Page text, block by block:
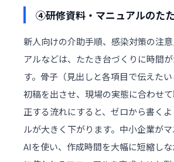
④研修資料・マニュアルのた
新人向けの介助手順、感染対策の注
アルなどは、たたき台づくりに時間
す。骨子（見出しと各項目で伝えた
初稿を出させ、現場の実態に合わせ
正する流れにすると、ゼロから書く
ルが大きく下がります。中小企業が
AIを使い、作成時間を大幅に短縮し